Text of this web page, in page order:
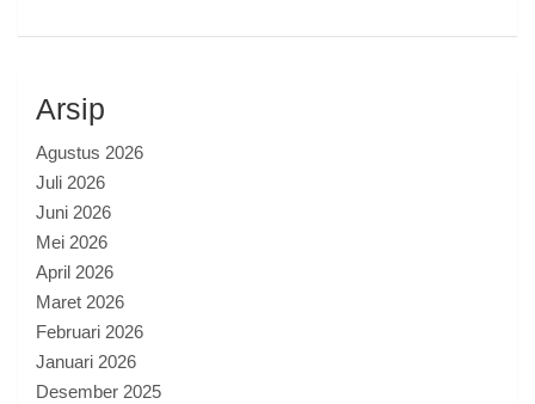
Arsip
Agustus 2026
Juli 2026
Juni 2026
Mei 2026
April 2026
Maret 2026
Februari 2026
Januari 2026
Desember 2025